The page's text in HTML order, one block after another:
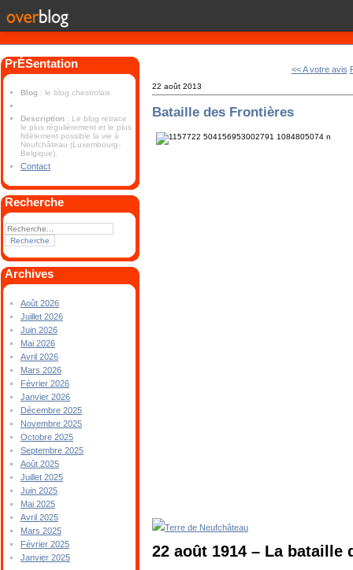
PrÉSentation
Blog : le blog chestrolais
Description : Le blog retrace
le plus régulièrement et le plus
fidèlement possible la vie à
Neufchâteau (Luxembourg-
Belgique).
Contact
Recherche
Archives
Août 2026
Juillet 2026
Juin 2026
Mai 2026
Avril 2026
Mars 2026
Février 2026
Janvier 2026
Décembre 2025
Novembre 2025
Octobre 2025
Septembre 2025
Août 2025
Juillet 2025
Juin 2025
Mai 2025
Avril 2025
Mars 2025
Février 2025
Janvier 2025
<< A votre avis
22 août 2013
Bataille des Frontières
Terre de Neufchâteau
22 août 1914 – La bataille